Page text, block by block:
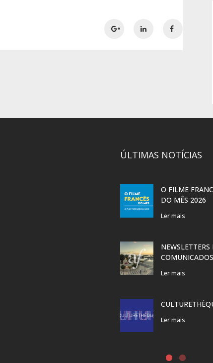
ÚLTIMAS NOTÍCIAS
O FILME
DO MÊS 2026
Ler mais
NEWSLETTERS
COMUNICADOS
Ler mais
Ler mais